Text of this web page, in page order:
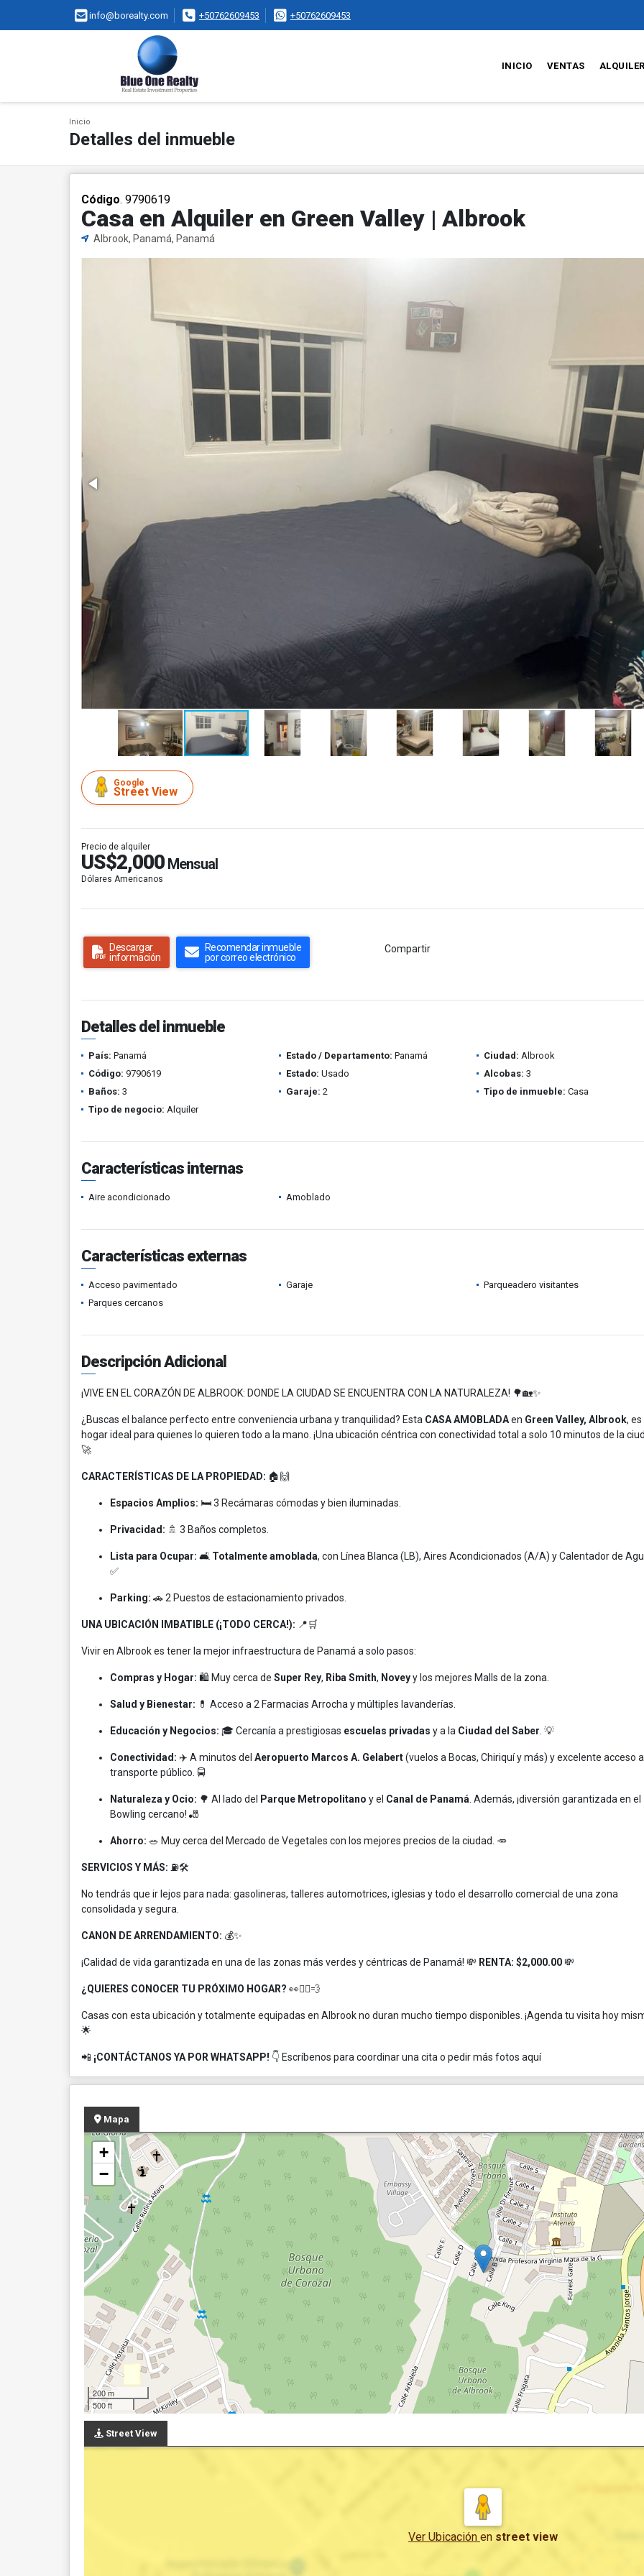
info@borealty.com +50762609453 +50762609453
INICIO VENTAS
Inicio
Detalles del inmueble
Código. 9790619
Casa en Alquiler en Green Valley | Albrook
Albrook, Panamá, Panamá
Google
Street View
Precio de alquiler
US$2,000 Mensual
Dólares Americanos
Descargar
información
Recomendar inmueble
por correo electrónico
Compartir
Detalles del inmueble
País: Panamá Estado / Departamento: Panamá Ciudad: Albrook
Código: 9790619 Estado: Usado Alcobas: 3
Baños: 3 Garaje: 2 Tipo de inmueble: Casa
Tipo de negocio: Alquiler
Características internas
Aire acondicionado Amoblado
Características externas
Acceso pavimentado Garaje
Parqueadero visitantes
Parques cercanos
Descripción Adicional
¡VIVE EN EL CORAZÓN DE ALBROOK: DONDE LA CIUDAD SE ENCUENTRA CON LA NATURALEZA! 🌳🏡✨
¿Buscas el balance perfecto entre conveniencia urbana y tranquilidad? Esta CASA AMOBLADAen Green Valley, Albrook, es
hogar ideal para quienes lo quieren todo a la mano. ¡Una ubicación céntrica con conectividad total a solo 10 minutos de la
🚀
CARACTERÍSTICAS DE LA PROPIEDAD: 🏠🙌
Espacios Amplios: 🛏️ 3 Recámaras cómodas y bien iluminadas.
Privacidad: 🚿 3 Baños completos.
Lista para Ocupar: 🛋️ Totalmente amoblada, con Línea Blanca (LB), Aires Acondicionados (A/A) y Calentador de
✅
Parking: 🚗 2 Puestos de estacionamiento privados.
UNA UBICACIÓN IMBATIBLE (¡TODO CERCA!): 📍🛒
Vivir en Albrook es tener la mejor infraestructura de Panamá a solo pasos:
Compras y Hogar: 🛍️ Muy cerca de Super Rey, Riba Smith, Noveyy los mejores Malls de la zona.
Salud y Bienestar: 💊 Acceso a 2 Farmacias Arrocha y múltiples lavanderías.
Educación y Negocios: 🎓 Cercanía a prestigiosas escuelas privadas y a la Ciudad del Saber . 💡
Conectividad: ✈️ A minutos del Aeropuerto Marcos A. Gelabert(vuelos a Bocas, Chiriquí y más) y excelente acceso
transporte público. 🚍
Naturaleza y Ocio: 🌳 Al lado del Parque Metropolitano y el Canal de Panamá . Además, ¡diversión garantizada en el
Bowling cercano! 🎳
Ahorro: 🥗 Muy cerca del Mercado de Vegetales con los mejores precios de la ciudad. 🥕
SERVICIOS Y MÁS: ⛽🛠️
No tendrás que ir lejos para nada: gasolineras, talleres automotrices, iglesias y todo el desarrollo comercial de una zona
consolidada y segura.
CANON DE ARRENDAMIENTO: 💰✨
¡Calidad de vida garantizada en una de las zonas más verdes y céntricas de Panamá! 💸 RENTA: $2,000.00💸
¿QUIERES CONOCER TU PRÓXIMO HOGAR? 👀🏃‍♂️💨
Casas con esta ubicación y totalmente equipadas en Albrook no duran mucho tiempo disponibles. ¡Agenda tu visita hoy
🌟
📲 ¡CONTÁCTANOS YA POR WHATSAPP! 👇 Escríbenos para coordinar una cita o pedir más fotos aquí
Mapa
+
−
200 m
500 ft
Street View
Ver Ubicación en street view